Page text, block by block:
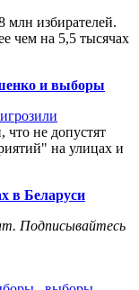
млн избирателей.
чем на 5,5 тысячах
и выборы
что не допустят
на улицах и
в Беларуси
Подписывайтесь